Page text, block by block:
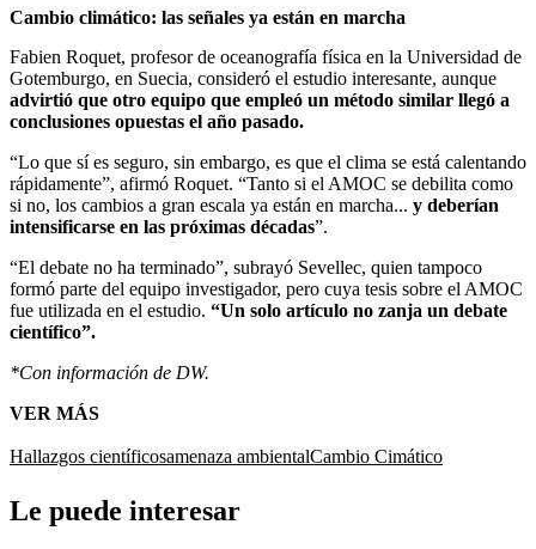
Cambio climático: las señales ya están en marcha
Fabien Roquet, profesor de oceanografía física en la Universidad de
Gotemburgo, en Suecia, consideró el estudio interesante, aunque
advirtió que otro equipo que empleó un método similar llegó a
conclusiones opuestas el año pasado.
“Lo que sí es seguro, sin embargo, es que el clima se está calentando
rápidamente”, afirmó Roquet. “Tanto si el AMOC se debilita como
si no, los cambios a gran escala ya están en marcha... y deberían
intensificarse en las próximas décadas”.
“El debate no ha terminado”, subrayó Sevellec, quien tampoco
formó parte del equipo investigador, pero cuya tesis sobre el AMOC
fue utilizada en el estudio. “Un solo artículo no zanja un debate
científico”.
*Con información de DW.
VER MÁS
Hallazgos científicosamenaza ambientalCambio Cimático
Le puede interesar